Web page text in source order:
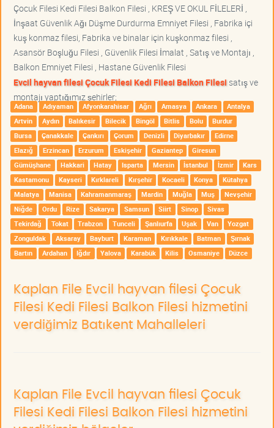
Çocuk Filesi Kedi Filesi Balkon Filesi , KREŞ VE OKUL FİLELERİ ,
İnşaat Güvenlik Ağı Düşme Durdurma Emniyet Filesi , Fabrika içi
kuş konmaz filesi, Fabrika ve binalar için kuşkonmaz filesi ,
Asansör Boşluğu Filesi , Güvenlik Filesi İmalat , Satış ve Montajı ,
Balkon Emniyet Filesi , Hastane Güvenlik Filesi
Evcil hayvan filesi Çocuk Filesi Kedi Filesi Balkon Filesisatış ve
montajı yaptığımız şehirler;
Adana Adıyaman Afyonkarahisar Ağrı Amasya Ankara
Antalya
Artvin
Aydın Balıkesir Bilecik Bingöl Bitlis Bolu
Burdur
Bursa
Çanakkale Çankırı Çorum Denizli Diyarbakır
Edirne
Elazığ
Erzincan Erzurum Eskişehir Gaziantep
Giresun
Gümüşhane
Hakkari Hatay Isparta Mersin İstanbul İzmir
Kars
Kastamonu
Kayseri Kırklareli Kırşehir Kocaeli Konya
Kütahya
Malatya
Manisa Kahramanmaraş Mardin Muğla Muş
Nevşehir
Niğde
Ordu Rize Sakarya Samsun Siirt Sinop
Sivas
Tekirdağ
Tokat Trabzon Tunceli Şanlıurfa Uşak Van
Yozgat
Zonguldak
Aksaray Bayburt Karaman Kırıkkale Batman
Şırnak
Bartın
Ardahan Iğdır Yalova Karabük Kilis Osmaniye Düzce
Kaplan File Evcil hayvan filesi Çocuk
Filesi Kedi Filesi Balkon Filesi hizmetini
verdiğimiz Batıkent Mahalleleri
Kaplan File Evcil hayvan filesi Çocuk
Filesi Kedi Filesi Balkon Filesi hizmetini